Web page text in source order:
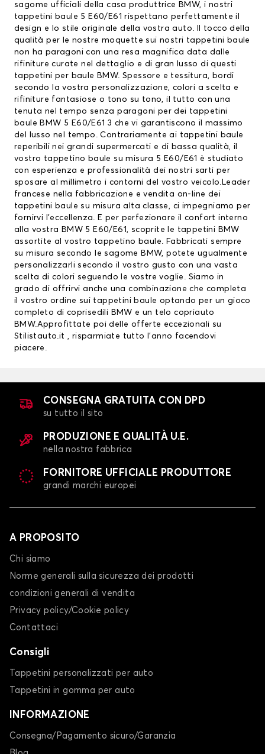
sagome ufficiali della casa produttrice BMW, i nostri
tappetini baule 5 E60/E61 rispettano perfettamente il
design e lo stile originale della vostra auto. Il tocco della
qualità per le nostre moquette sui nostri tappetini baule
non ha paragoni con una resa magnifica data dalle
rifiniture curate nel dettaglio e di gran lusso di questi
tappetini per baule BMW. Spessore e tessitura, bordi
secondo la vostra personalizzazione, colori a scelta e
rifiniture fantasiose o tono su tono, il tutto con una
tenuta nel tempo senza paragoni per dei tappetini
baule BMW 5 E60/E61 3 che vi garantiscono il massimo
del lusso nel tempo. Contrariamente ai tappetini baule
reperibili nei grandi supermercati e di bassa qualità, il
vostro tappetino baule su misura 5 E60/E61 è studiato
con esperienza e professionalità dei nostri sarti per
sposare al millimetro i contorni del vostro veicolo.Leader
francese nella fabbricazione e vendita on-line dei
tappetini baule su misura alta classe, ci impegniamo per
fornirvi l’eccellenza. E per perfezionare il confort interno
alla vostra BMW 5 E60/E61, scoprite le tappetini BMW
assortite al vostro tappetino baule. Fabbricati sempre
su misura secondo le sagome BMW, potete ugualmente
personalizzarli secondo il vostro gusto con una vasta
scelta di colori seguendo le vostre voglie. Siamo in
grado di offrirvi anche una combinazione che completa
il vostro ordine sui tappetini baule optando per un gioco
completo di coprisedili BMW e un telo copriauto
BMW.Approfittate poi delle offerte eccezionali su
Stilistauto.it , risparmiate tutto l’anno facendovi
piacere.
CONSEGNA GRATUITA CON DPD
su tutto il sito
PRODUZIONE E QUALITÀ U.E.
nella nostra fabbrica
FORNITORE UFFICIALE PRODUTTORE
grandi marchi europei
A PROPOSITO
Chi siamo
Norme generali sulla sicurezza dei prodotti
condizioni generali di vendita
Privacy policy/Cookie policy
Contattaci
Consigli
Tappetini personalizzati per auto
Tappetini in gomma per auto
INFORMAZIONE
Consegna/Pagamento sicuro/Garanzia